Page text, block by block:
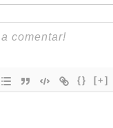
{} [+]